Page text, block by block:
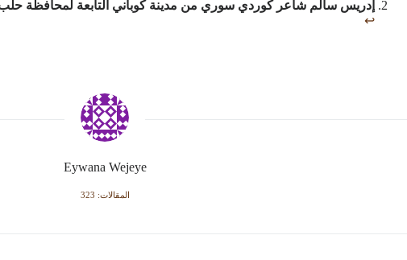
إدريس سالم شاعر كوردي سوري من مدينة كوباني التابعة لمحافظة
↩︎
Eywana Wejeye
المقالات: 323